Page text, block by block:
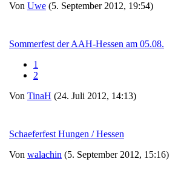
Von Uwe (5. September 2012, 19:54)
Sommerfest der AAH-Hessen am 05.08.
1
2
Von TinaH (24. Juli 2012, 14:13)
Schaeferfest Hungen / Hessen
Von walachin (5. September 2012, 15:16)